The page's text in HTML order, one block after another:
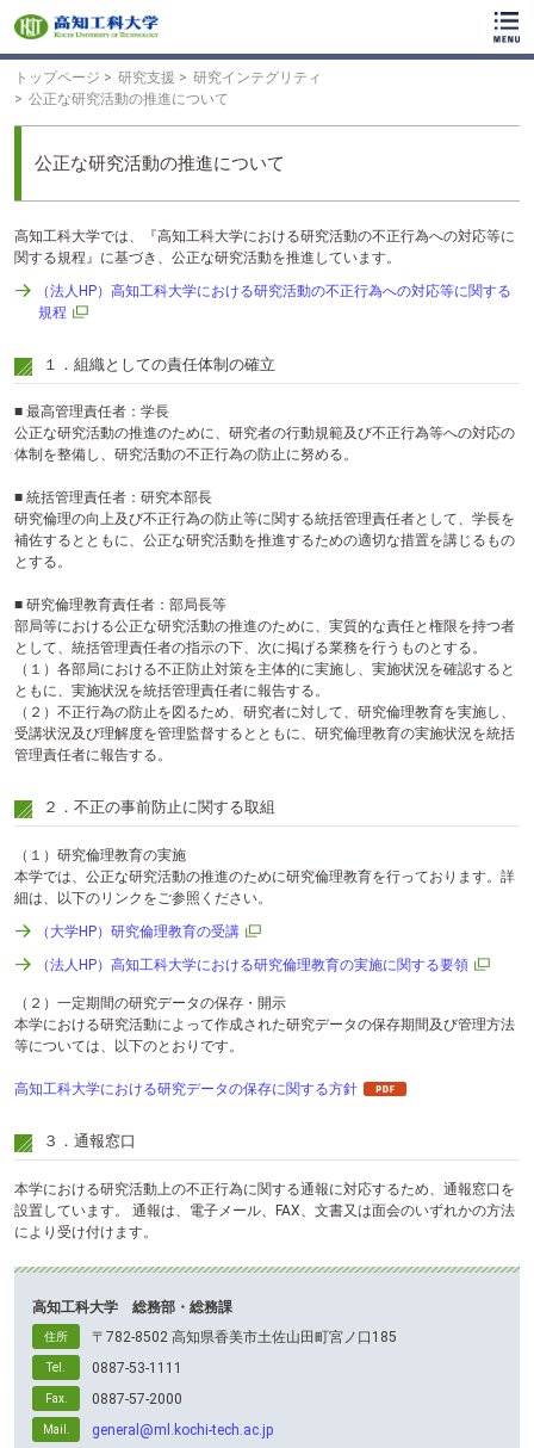
ッ
トップページ 研究支援
研究インテグリティ
公正な研究活動の推進について
公正な研究活動の推進について
高知工科大学では、『高知工科大学における研究活動の不正行為への対応等に
関する規程』に基づき、公正な研究活動を推進しています。
（法人HP）高知工科大学における研究活動の不正行為への対応等に関する
規程
１．組織としての責任体制の確立
■ 最高管理責任者：学長
公正な研究活動の推進のために、研究者の行動規範及び不正行為等への対応の
体制を整備し、研究活動の不正行為の防止に努める。
■ 統括管理責任者：研究本部長
研究倫理の向上及び不正行為の防止等に関する統括管理責任者として、学長を
補佐するとともに、公正な研究活動を推進するための適切な措置を講じるもの
とする。
■ 研究倫理教育責任者：部局長等
部局等における公正な研究活動の推進のために、実質的な責任と権限を持つ者
として、統括管理責任者の指示の下、次に掲げる業務を行うものとする。
（１）各部局における不正防止対策を主体的に実施し、実施状況を確認すると
ともに、実施状況を統括管理責任者に報告する。
（２）不正行為の防止を図るため、研究者に対して、研究倫理教育を実施し、
受講状況及び理解度を管理監督するとともに、研究倫理教育の実施状況を統括
管理責任者に報告する。
２．不正の事前防止に関する取組
（１）研究倫理教育の実施
本学では、公正な研究活動の推進のために研究倫理教育を行っております。詳
細は、以下のリンクをご参照ください。
（大学HP）研究倫理教育の受講
（法人HP）高知工科大学における研究倫理教育の実施に関する要領
（２）一定期間の研究データの保存・開示
本学における研究活動によって作成された研究データの保存期間及び管理方法
等については、以下のとおりです。
高知工科大学における研究データの保存に関する方針
３．通報窓口
本学における研究活動上の不正行為に関する通報に対応するため、通報窓口を
設置しています。 通報は、電子メール、FAX、文書又は面会のいずれかの方法
により受け付けます。
高知工科大学 総務部・総務課
住所 〒782-8502 高知県香美市土佐山田町宮ノ口185
Tel. 0887-53-1111
Fax. 0887-57-2000
Mail. general@ml.kochi-tech.ac.jp